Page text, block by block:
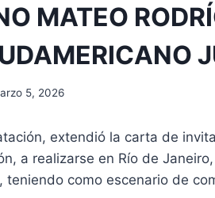
MATEO
5, 2026
extendió la carta de
a realizarse en Río de
como escenario de